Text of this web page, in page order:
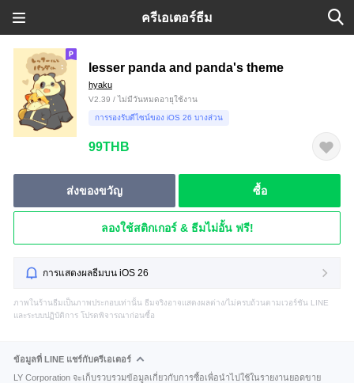
ครีเอเตอร์ธีม
lesser panda and panda's theme
hyaku
V2.39 / ไม่มีวันหมดอายุใช้งาน
การรองรับดีไซน์ของ iOS 26 บางส่วน
99THB
ส่งของขวัญ ซื้อ
ลองใช้สติกเกอร์ & ธีมไม่อั้น ฟรี!
การแสดงผลธีมบน iOS 26
ภาพในร้านธีมเป็นภาพประกอบเท่านั้น ธีมจริงอาจแสดงผลต่าง/ไม่ครบถ้วนตามเวอร์ชัน LINE
และระบบปฏิบัติการ โปรดพิจารณาก่อนซื้อ
ข้อมูลที่ LINE แชร์กับครีเอเตอร์
LY Corporation จะเก็บรวบรวมข้อมูลเกี่ยวกับการซื้อเพื่อนำไปใช้ในรายงานยอดขาย